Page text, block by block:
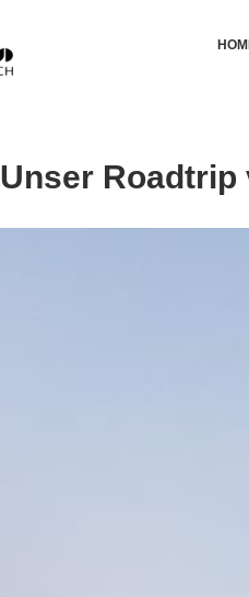
Unser Roadtrip